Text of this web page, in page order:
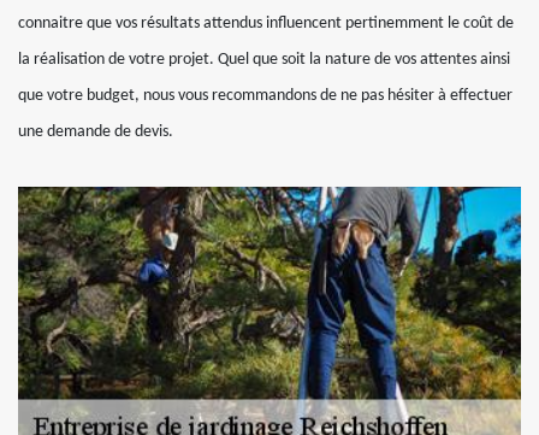
connaitre que vos résultats attendus influencent pertinemment le coût de
la réalisation de votre projet. Quel que soit la nature de vos attentes ainsi
que votre budget, nous vous recommandons de ne pas hésiter à effectuer
une demande de devis.